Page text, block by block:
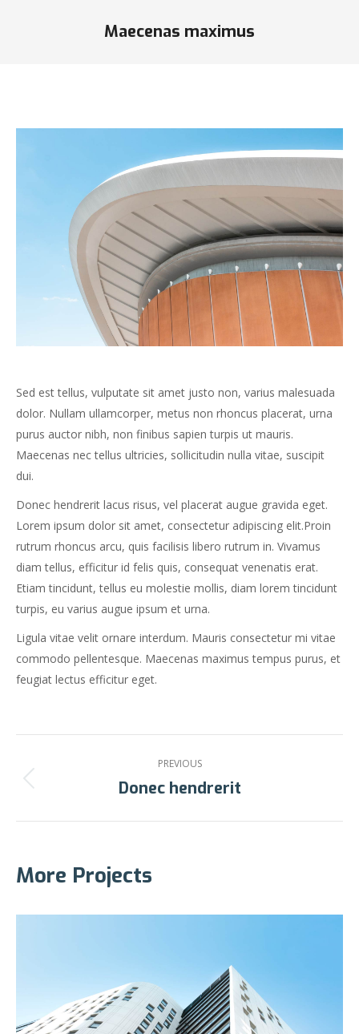
Maecenas maximus
Sed est tellus, vulputate sit amet justo non, varius malesuada
dolor. Nullam ullamcorper, metus non rhoncus placerat, urna
purus auctor nibh, non finibus sapien turpis ut mauris.
Maecenas nec tellus ultricies, sollicitudin nulla vitae, suscipit
dui.
Donec hendrerit lacus risus, vel placerat augue gravida eget.
Lorem ipsum dolor sit amet, consectetur adipiscing elit.Proin
rutrum rhoncus arcu, quis facilisis libero rutrum in. Vivamus
diam tellus, efficitur id felis quis, consequat venenatis erat.
Etiam tincidunt, tellus eu molestie mollis, diam lorem tincidunt
turpis, eu varius augue ipsum et urna.
Ligula vitae velit ornare interdum. Mauris consectetur mi vitae
commodo pellentesque. Maecenas maximus tempus purus, et
feugiat lectus efficitur eget.
navigation
PREVIOUS
Previous
Donec hendrerit
More Projects